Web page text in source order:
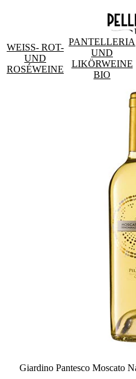
WEISS- ROT- U
ND R
OSÉWEINE
PANTELLERIA
UND
LIKÖRWEINE
BIO
Giardino Pantesco Moscato